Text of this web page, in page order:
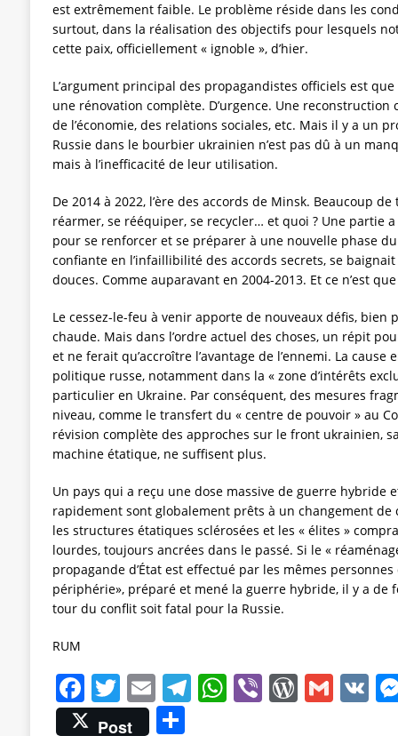
est extrêmement faible. Le problème réside dans les
surtout, dans la réalisation des objectifs pour lesquels
cette paix, officiellement « ignoble », d’hier.
L’argument principal des propagandistes officiels est
une rénovation complète. D’urgence. Une reconstruction
de l’économie, des relations sociales, etc. Mais il y a un
Russie dans le bourbier ukrainien n’est pas dû à un
mais à l’inefficacité de leur utilisation.
De 2014 à 2022, l’ère des accords de Minsk. Beaucoup
réarmer, se rééquiper, se recycler… et quoi ? Une partie
pour se renforcer et se préparer à une nouvelle phase
confiante en l’infaillibilité des accords secrets, se
douces. Comme auparavant en 2004-2013. Et ce n’est
Le cessez-le-feu à venir apporte de nouveaux défis, bien
chaude. Mais dans l’ordre actuel des choses, un répit
et ne ferait qu’accroître l’avantage de l’ennemi. La cause
politique russe, notamment dans la « zone d’intérêts
particulier en Ukraine. Par conséquent, des mesures
niveau, comme le transfert du « centre de pouvoir » au
révision complète des approches sur le front ukrainien,
machine étatique, ne suffisent plus.
Un pays qui a reçu une dose massive de guerre hybride
rapidement sont globalement prêts à un changement de
les structures étatiques sclérosées et les « élites »
lourdes, toujours ancrées dans le passé. Si le «
propagande d’État est effectué par les mêmes
périphérie», préparé et mené la guerre hybride, il y a de
tour du conflit soit fatal pour la Russie.
RUM
F
a
T
w
E
m
T W Vi W G V
Post
P